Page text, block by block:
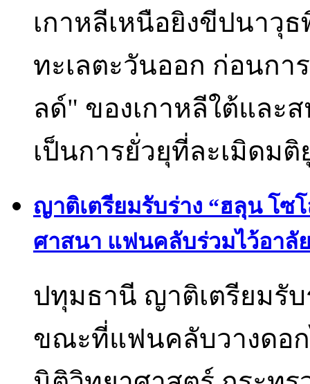
เกาหลีเหนือยิงขีปนาวุ
ทะเลตะวันออก ก่อนก
ลด์" ของเกาหลีใต้และ
เป็นการยั่วยุที่ละเมิดมติ
ญาติเตรียมรับร่าง “ฮลุน โซ
ศาสนา แฟนคลับร่วมไว้อาลั
ปทุมธานี ญาติเตรียมรับ
ขณะที่แฟนคลับวางดอ